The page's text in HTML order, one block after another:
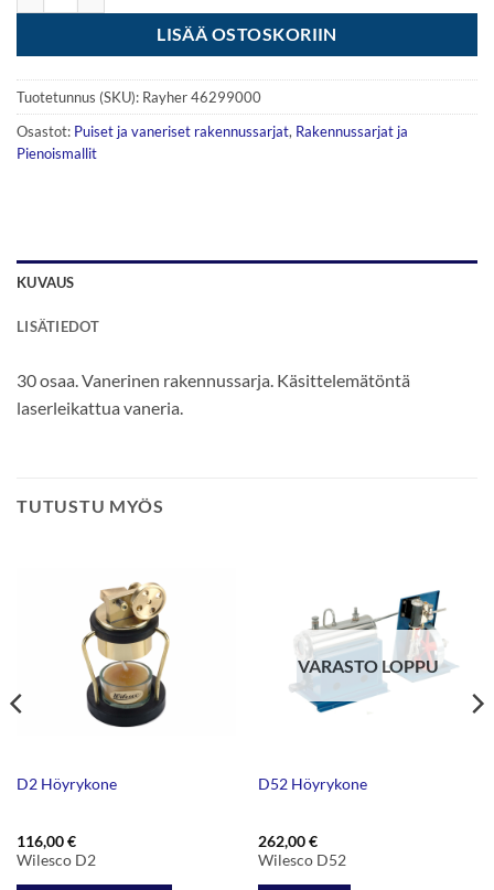
LISÄÄ OSTOSKORIIN
Tuotetunnus (SKU): Rayher 46299000
Osastot: Puiset ja vaneriset rakennussarjat, Rakennussarjat ja
Pienoismallit
KUVAUS
LISÄTIEDOT
30 osaa. Vanerinen rakennussarja. Käsittelemätöntä
laserleikattua vaneria.
TUTUSTU MYÖS
D2 Höyrykone
116,00€
Wilesco D2
VARASTO LOPPU
D52 Höyrykone
262,00€
Wilesco D52